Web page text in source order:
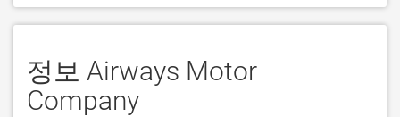
정보 Airways Motor
Company